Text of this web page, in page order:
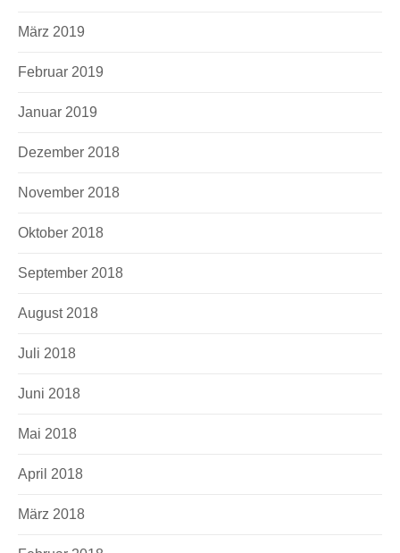
März 2019
Februar 2019
Januar 2019
Dezember 2018
November 2018
Oktober 2018
September 2018
August 2018
Juli 2018
Juni 2018
Mai 2018
April 2018
März 2018